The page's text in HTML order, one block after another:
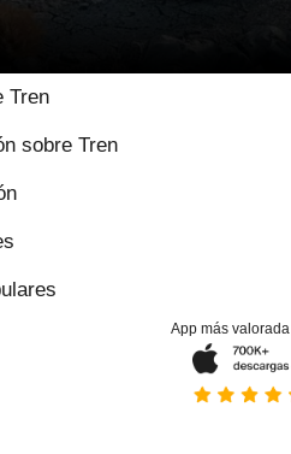
Tren
sobre Tren
App más valorada